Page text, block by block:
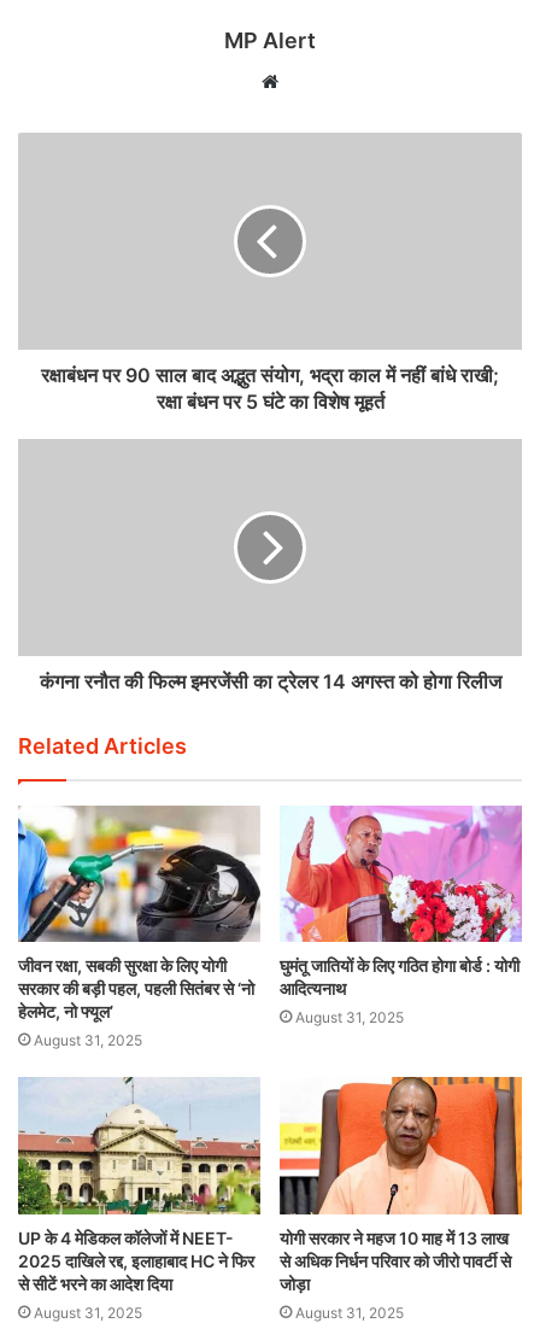
MP Alert
Website
रक्षाबंधन पर 90 साल बाद अद्भुत संयोग, भद्रा काल में नहीं बांधे राखी;
रक्षा बंधन पर 5 घंटे का विशेष मूहर्त
कंगना रनौत की फिल्म इमरजेंसी का ट्रेलर 14 अगस्त को होगा रिलीज
Related Articles
जीवन रक्षा, सबकी सुरक्षा के लिए योगी
सरकार की बड़ी पहल, पहली सितंबर से ‘नो
हेलमेट, नो फ्यूल’
August 31, 2025
घुमंतू जातियों के लिए गठित होगा बोर्ड : योगी
आदित्यनाथ
August 31, 2025
UP के 4 मेडिकल कॉलेजों में NEET-
2025 दाखिले रद्द, इलाहाबाद HC ने फिर
से सीटें भरने का आदेश दिया
August 31, 2025
योगी सरकार ने महज 10 माह में 13 लाख
से अधिक निर्धन परिवार को जीरो पावर्टी से
जोड़ा
August 31, 2025